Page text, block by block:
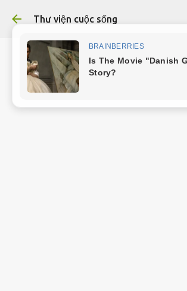
Chuyển đến nội dung chính
Thư viện cuộc sống